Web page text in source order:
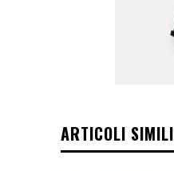
ARTICOLI SIMILI